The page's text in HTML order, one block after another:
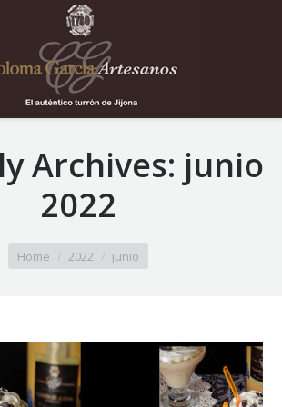
Archives: junio
2022
Home 2022 junio